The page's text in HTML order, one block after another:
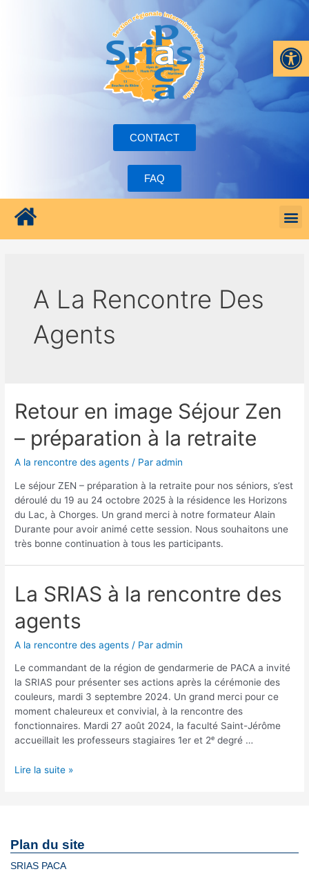
Ouvrir
CONTACT
FAQ
A La Rencontre Des
Agents
Retour en image Séjour Zen
– préparation à la retraite
A la rencontre des agents / Paradmin
Le séjour ZEN – préparation à la retraite pour nos séniors, s’est
déroulé du 19 au 24 octobre 2025 à la résidence les Horizons
du Lac, à Chorges. Un grand merci à notre formateur Alain
Durante pour avoir animé cette session. Nous souhaitons une
très bonne continuation à tous les participants.
La SRIAS à la rencontre des
agents
A la rencontre des agents / Paradmin
Le commandant de la région de gendarmerie de PACA a invité
la SRIAS pour présenter ses actions après la cérémonie des
couleurs, mardi 3 septembre 2024. Un grand merci pour ce
moment chaleureux et convivial, à la rencontre des
fonctionnaires. Mardi 27 août 2024, la faculté Saint-Jérôme
accueillait les professeurs stagiaires 1er et 2ᵉ degré …
Lire la suite »
Plan du site
SRIAS PACA